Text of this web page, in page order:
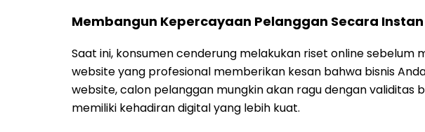
Membangun Kepercayaan Pelanggan Secara Instan
Saat ini, konsumen cenderung melakukan riset online sebelum
website yang profesional memberikan kesan bahwa bisnis
website, calon pelanggan mungkin akan ragu dengan validitas
memiliki kehadiran digital yang lebih kuat.